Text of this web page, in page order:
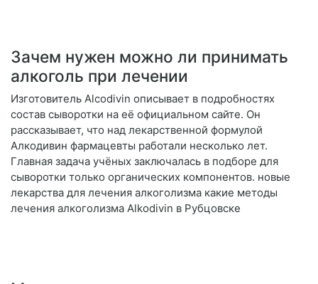
Зачем нужен можно ли принимать
алкоголь при лечении
Изготовитель Alcodivin описывает в подробностях
состав сыворотки на её официальном сайте. Он
рассказывает, что над лекарственной формулой
Алкодивин фармацевты работали несколько лет.
Главная задача учёных заключалась в подборе для
сыворотки только органических компонентов. новые
лекарства для лечения алкоголизма какие методы
лечения алкоголизма Alkodivin в Рубцовске